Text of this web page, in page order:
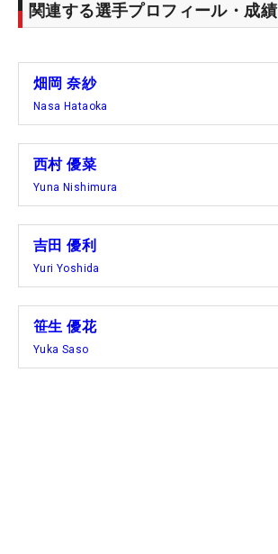
関連する選手プロフィール・成績
畑岡 奈紗
Nasa Hataoka
西村 優菜
Yuna Nishimura
吉田 優利
Yuri Yoshida
笹生 優花
Yuka Saso